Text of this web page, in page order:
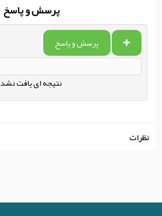
پرسش و پاسخ
پرسش و پاسخ
نتیجه ای یافت نشد
نظرات